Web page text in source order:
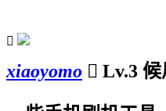

xiaoyomo  Lv.3